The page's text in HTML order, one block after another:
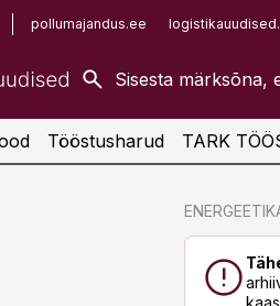
pollumajandus.ee
imelineajalugu.ee
Tööstusharud TARK